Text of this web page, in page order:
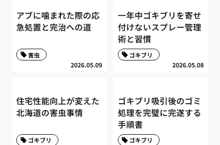
アブに噛まれた際の応
急処置と完治への道
2026.05.09
害虫
一年中ゴキブリを寄せ
付けないスプレー管理
術と習慣
2026.05.08
ゴキブリ
住宅性能向上が変えた
北海道の害虫事情
ゴキブリ
ゴキブリ吸引後のゴミ
処理を完璧に完遂する
手順書
ゴキブリ